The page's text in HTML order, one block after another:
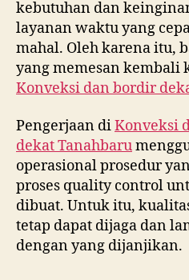
kebutuhan dan
layanan waktu yang
mahal. Oleh karena itu,
yang memesan kembali
Konveksi dan bordir
Pengerjaan diKonveksi
dekatTanahbaru
operasional prosedur
proses quality control
dibuat. Untuk itu,
tetap dapat dijaga dan
dengan yang dijanjikan.